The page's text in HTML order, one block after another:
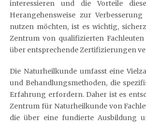
interessieren und die Vorteile
Herangehensweise zur
nutzen möchten, ist es wichtig,
Zentrum von qualifizierten
über entsprechende Zertifizierungen
Die Naturheilkunde umfasst eine
und Behandlungsmethoden, die
Erfahrung erfordern. Daher ist es
Zentrum für Naturheilkunde von
die über eine fundierte Ausbildung